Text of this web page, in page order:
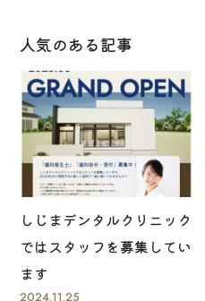
人気のある記事
しじまデンタルクリニック
ではスタッフを募集してい
ます
2024.11.25